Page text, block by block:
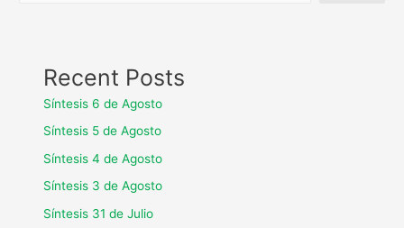
Recent Posts
Síntesis 6 de Agosto
Síntesis 5 de Agosto
Síntesis 4 de Agosto
Síntesis 3 de Agosto
Síntesis 31 de Julio